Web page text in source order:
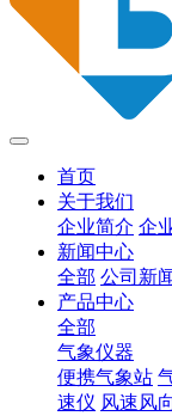
首页
关于我们
企业简介 企
新闻中心
全部 公司新
产品中心
全部
气象仪器
便携气象站
速仪 风速风